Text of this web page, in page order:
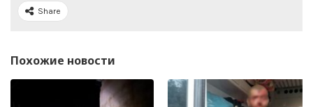
Share
Похожие новости